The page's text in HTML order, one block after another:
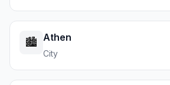
🏙️ Athen
City